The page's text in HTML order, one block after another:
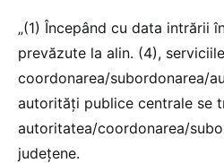
„(1) Începând cu data intrării
prevăzute la alin. (4),
coordonarea/subordonarea/
autorități publice centrale se
autoritatea/coordonarea/
județene.